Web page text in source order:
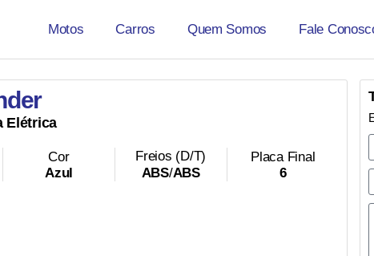
Motos Carros Quem Somos Fale
Elétrica
Cor
Azul
Freios (D/T)
ABS/ABS
Placa Final
6